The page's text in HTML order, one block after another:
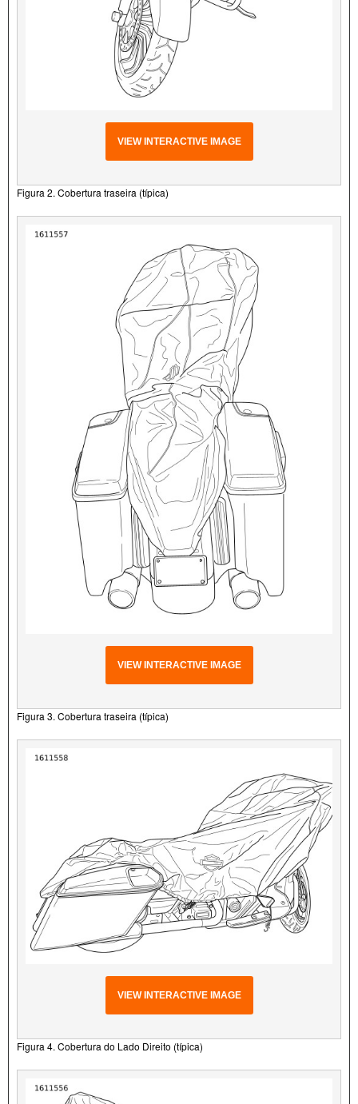
VIEW INTERACTIVE IMAGE
Figura 2. Cobertura traseira (típica)
VIEW INTERACTIVE IMAGE
Figura 3. Cobertura traseira (típica)
VIEW INTERACTIVE IMAGE
Figura 4. Cobertura do Lado Direito (típica)